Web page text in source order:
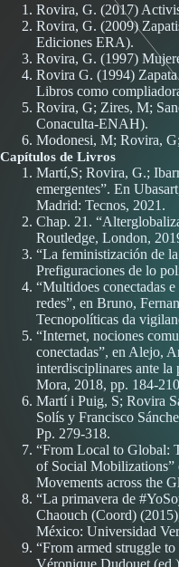
Rovira, G. (2017)
Rovira, G. (2009)
Ediciones ERA).
Rovira, G. (1997)
Rovira G. (1994)
Libros como
Rovira, G; Zires, M;
Conaculta-ENAH).
Modonesi, M; Rovira,
Capítulos de Livros
Martí,S; Rovira, G.;
emergentes”. En
Madrid: Tecnos, 2021.
Chap. 21.
Routledge, London,
“La feministización de
Prefiguraciones de lo
“Multidoes conectadas
redes”, en Bruno,
Tecnopolíticas da
“Internet, nociones
conectadas”, en Alejo,
interdisciplinares ante
Mora, 2018, pp. 184-
Martí i Puig, S; Rovira
Solís y Francisco
Pp. 279-318.
“From Local to Global:
of Social Mobilizations”
Movements across the
“La primavera de
Chaouch (Coord)
México: Universidad
“From armed struggle
Véronique Dudouet